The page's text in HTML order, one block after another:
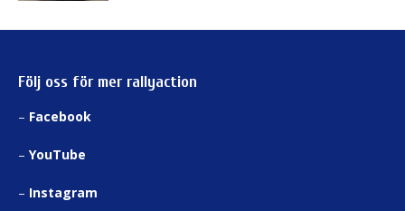
Följ oss för mer rallyaction
– Facebook
– YouTube
– Instagram